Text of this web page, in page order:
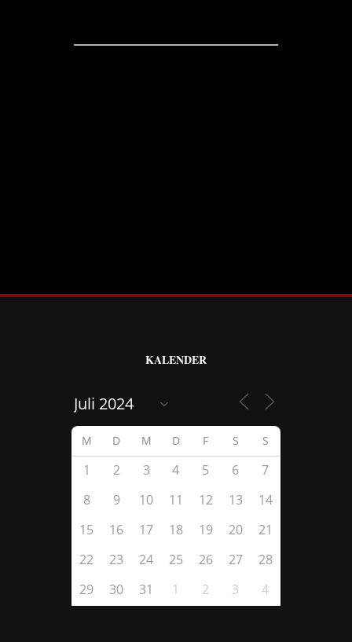
KALENDER
M D M D F S S
1 2 3 4 5 6
7
8
9 10 11 12 13
14
15
16 17 18 19 20
21
22
23 24 25 26 27
28
29
30 31 1 2 3 4